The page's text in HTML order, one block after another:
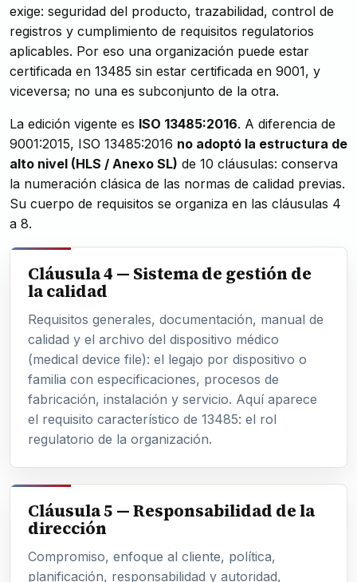
exige: seguridad del producto, trazabilidad, control de
registros y cumplimiento de requisitos regulatorios
aplicables. Por eso una organización puede estar
certificada en 13485 sin estar certificada en 9001, y
viceversa; no una es subconjunto de la otra.
La edición vigente es ISO 13485:2016. A diferencia de
9001:2015, ISO 13485:2016 no adoptó la estructura de
alto nivel (HLS / Anexo SL) de 10 cláusulas: conserva
la numeración clásica de las normas de calidad previas.
Su cuerpo de requisitos se organiza en las cláusulas 4
a 8.
Cláusula 4 — Sistema de gestión de
la calidad
Requisitos generales, documentación, manual de
calidad y el archivo del dispositivo médico
(medical device file): el legajo por dispositivo o
familia con especificaciones, procesos de
fabricación, instalación y servicio. Aquí aparece
el requisito característico de 13485: el rol
regulatorio de la organización.
Cláusula 5 — Responsabilidad de la
dirección
Compromiso, enfoque al cliente, política,
planificación, responsabilidad y autoridad,